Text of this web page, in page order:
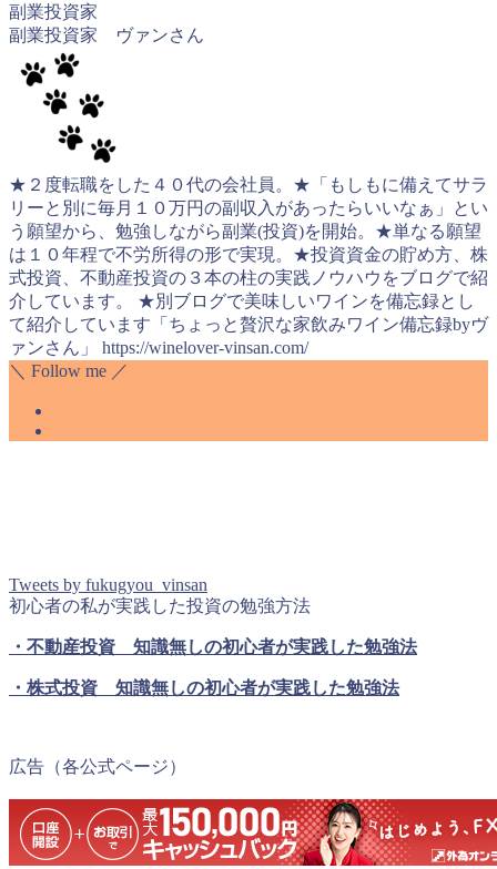
副業投資家
副業投資家 ヴァンさん
★２度転職をした４０代の会社員。★「もしもに備えてサラ
リーと別に毎月１０万円の副収入があったらいいなぁ」とい
う願望から、勉強しながら副業(投資)を開始。★単なる願望
は１０年程で不労所得の形で実現。★投資資金の貯め方、株
式投資、不動産投資の３本の柱の実践ノウハウをブログで紹
介しています。 ★別ブログで美味しいワインを備忘録とし
て紹介しています「ちょっと贅沢な家飲みワイン備忘録byヴ
ァンさん」 https://winelover-vinsan.com/
＼ Follow me ／
Tweets by fukugyou_vinsan
初心者の私が実践した投資の勉強方法
・不動産投資 知識無しの初心者が実践した勉強法
・株式投資 知識無しの初心者が実践した勉強法
広告（各公式ページ）